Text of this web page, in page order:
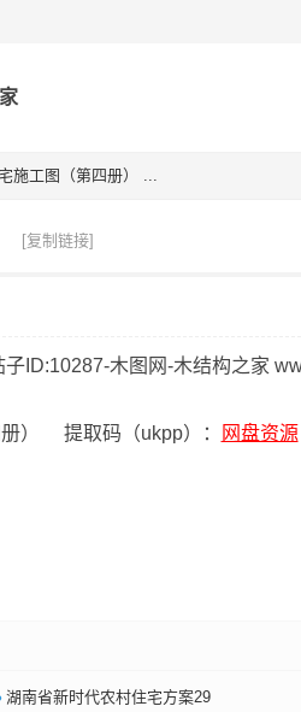
施工图（第四册） ...
[复制链接]
） 提取码（ukpp）： 网盘资源
湖南省新时代农村住宅方案29